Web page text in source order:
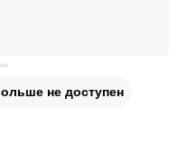
не доступен